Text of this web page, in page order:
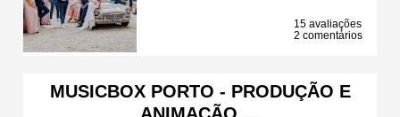
15 avaliações
2 comentários
MUSICBOX PORTO - PRODUÇÃO E
ANIMAÇÃO …